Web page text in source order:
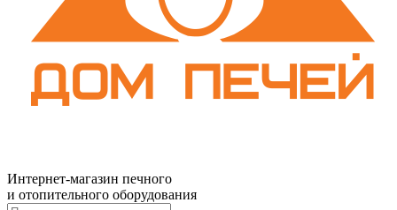
Интернет-магазин печного
и отопительного оборудования